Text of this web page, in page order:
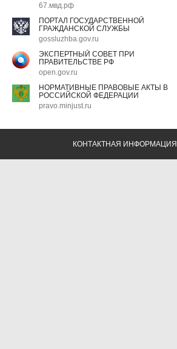
67.мвд.рф
ПОРТАЛ ГОСУДАРСТВЕННОЙ
ГРАЖДАНСКОЙ СЛУЖБЫ
gossluzhba.gov.ru
ЭКСПЕРТНЫЙ СОВЕТ ПРИ
ПРАВИТЕЛЬСТВЕ РФ
open.gov.ru
НОРМАТИВНЫЕ ПРАВОВЫЕ АКТЫ В
РОССИЙСКОЙ ФЕДЕРАЦИИ
pravo.minjust.ru
КОНТАКТНАЯ ИНФОРМАЦИЯ